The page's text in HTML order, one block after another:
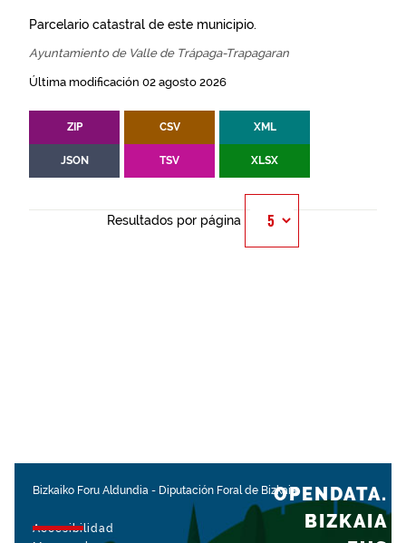
Parcelario catastral de este municipio.
Ayuntamiento de Valle de Trápaga-Trapagaran
Última modificación 02 agosto 2026
ZIP CSV XML
JSON TSV XLSX
Resultados por página
Bizkaiko Foru Aldundia - Diputación Foral de Bizkaia
Accesibilidad
OPENDATA.
BIZKAIA